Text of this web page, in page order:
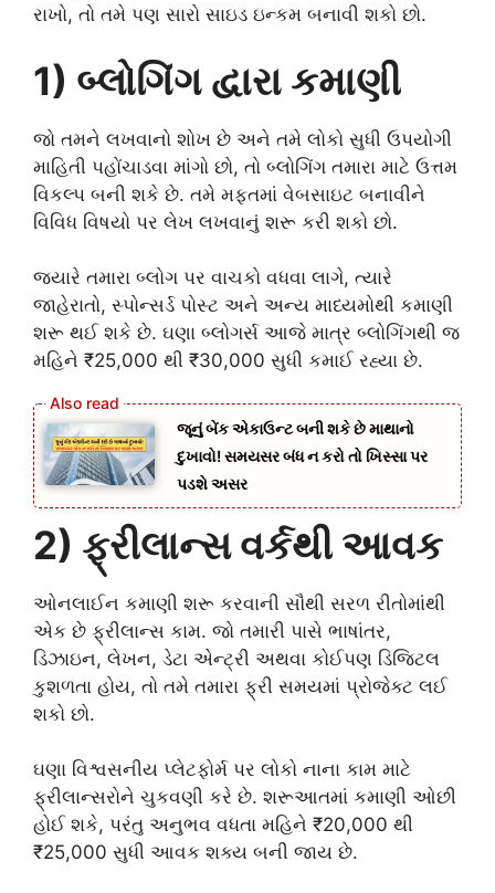
રાખો, તો તમે પણ સારો સાઇડ ઇન્કમ બનાવી શકો છો.
1) બ્લોગિંગ દ્વારા કમાણી
જો તમને લખવાનો શોખ છે અને તમે લોકો સુધી ઉપયોગી
માહિતી પહોંચાડવા માંગો છો, તો બ્લોગિંગ તમારા માટે ઉત્તમ
વિકલ્પ બની શકે છે. તમે મફતમાં વેબસાઇટ બનાવીને
વિવિધ વિષયો પર લેખ લખવાનું શરૂ કરી શકો છો.
જ્યારે તમારા બ્લોગ પર વાચકો વધવા લાગે, ત્યારે
જાહેરાતો, સ્પોન્સર્ડ પોસ્ટ અને અન્ય માધ્યમોથી કમાણી
શરૂ થઈ શકે છે. ઘણા બ્લોગર્સ આજે માત્ર બ્લોગિંગથી જ
મહિને ₹25,000 થી ₹30,000 સુધી કમાઈ રહ્યા છે.
જૂનું બેંક એકાઉન્ટ બની શકે છે માથાનો
દુખાવો! સમયસર બંધ ન કરો તો ખિસ્સા પર
પડશે અસર
2) ફ્રીલાન્સ વર્કથી આવક
ઓનલાઈન કમાણી શરૂ કરવાની સૌથી સરળ રીતોમાંથી
એક છે ફ્રીલાન્સ કામ. જો તમારી પાસે ભાષાંતર,
ડિઝાઇન, લેખન, ડેટા એન્ટ્રી અથવા કોઈપણ ડિજિટલ
કુશળતા હોય, તો તમે તમારા ફ્રી સમયમાં પ્રોજેક્ટ લઈ
શકો છો.
ઘણા વિશ્વસનીય પ્લેટફોર્મ પર લોકો નાના કામ માટે
ફ્રીલાન્સરોને ચુકવણી કરે છે. શરૂઆતમાં કમાણી ઓછી
હોઈ શકે, પરંતુ અનુભવ વધતા મહિને ₹20,000 થી
₹25,000 સુધી આવક શક્ય બની જાય છે.